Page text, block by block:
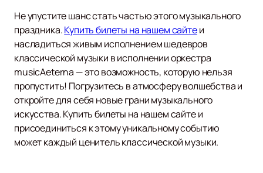
Не упустите шанс стать частью этого музыкального
праздника.Купить билеты на нашем сайтеи
насладиться живым исполнением шедевров
классической музыки в исполнении оркестра
musicAeterna — это возможность, которую нельзя
пропустить! Погрузитесь в атмосферу волшебства и
откройте для себя новые грани музыкального
искусства. Купить билеты на нашем сайте и
присоединиться к этому уникальному событию
может каждый ценитель классической музыки.